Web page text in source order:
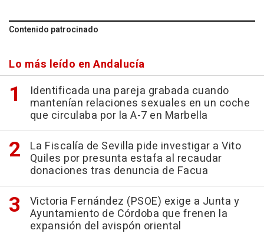
Contenido patrocinado
Lo más leído en Andalucía
Identificada una pareja grabada cuando
mantenían relaciones sexuales en un coche
que circulaba por la A-7 en Marbella
La Fiscalía de Sevilla pide investigar a Vito
Quiles por presunta estafa al recaudar
donaciones tras denuncia de Facua
Victoria Fernández (PSOE) exige a Junta y
Ayuntamiento de Córdoba que frenen la
expansión del avispón oriental